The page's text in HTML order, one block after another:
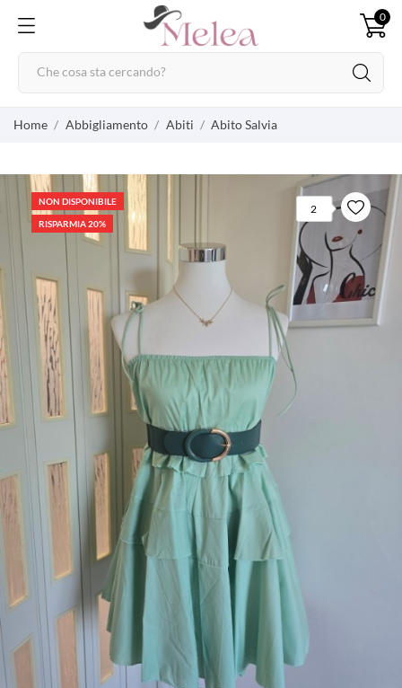
0
Home Abbigliamento Abiti Abito Salvia
NON DISPONIBILE
RISPARMIA 20%
2